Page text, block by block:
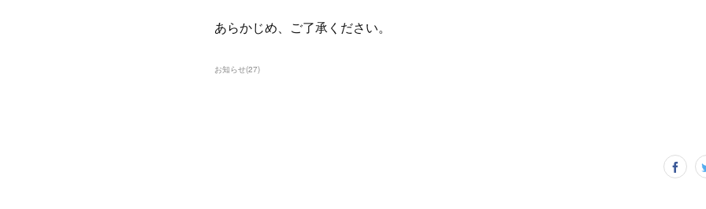
あらかじめ、ご了承ください。
お知らせ(27)